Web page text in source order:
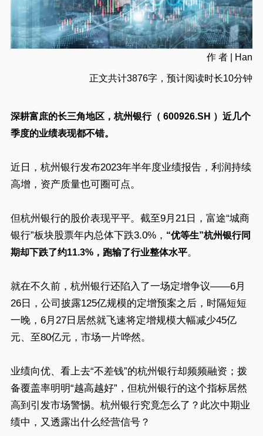
作 者 | Han
正文共计3876字，预计阅读时长10分钟
深耕富庶的长三角地区，杭州银行（ 600926.SH ）近几个
季度的业绩表现都不错。
近日，杭州银行发布2023年半年度业绩报告，利润持续
高增，资产质量也可圈可点。
但杭州银行的股价表现平平。截至9月21日，富途“城商
银行”板块股票年内总体下跌3.0%， “优等生”杭州银行同
期却下跌了约11.3%，跑输了行业整体水平。
就在不久前，杭州银行还陷入了一场定增争议——6月
26日，公司披露125亿规模的定增预案之后，时隔短短
一晚，6月27日居然就飞速将定增规模大幅减少45亿
元、至80亿元，市场一片哗然。
业绩向优、看上去“不差钱”的杭州银行却频频融资；拨
备覆盖率明明“越高越好”，但杭州银行的这个指标居然
高到引发市场警惕。杭州银行究竟怎么了？此次中期业
绩中，又透露出什么经营信号？